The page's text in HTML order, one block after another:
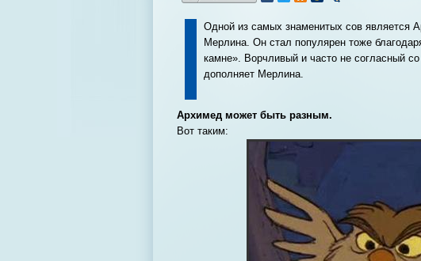
Одной из самых знаменитых сов
Мерлина. Он стал популярен тоже
камне». Ворчливый и часто не согласный
дополняет Мерлина.
Архимед может быть разным.
Вот таким: